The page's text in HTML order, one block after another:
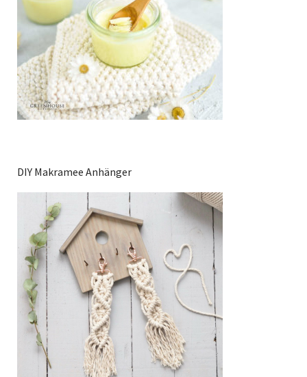
DIY Makramee Anhänger